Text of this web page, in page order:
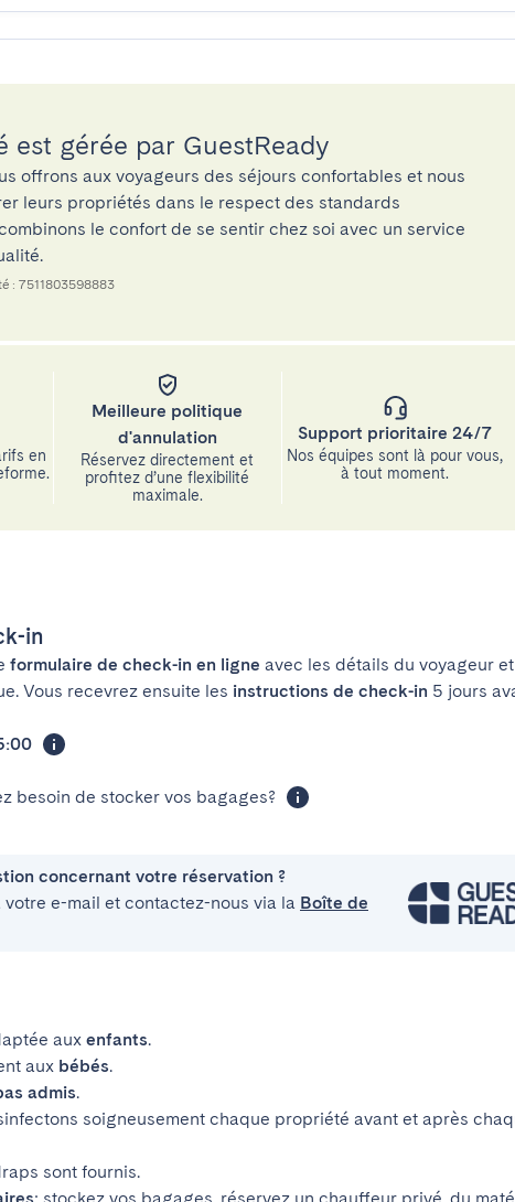
est gérée par GuestReady
offrons aux voyageurs des séjours confortables et nous
leurs propriétés dans le respect des standards
le confort de se sentir chez soi avec un service
: 7511803598883
en
Meilleure politique
d'annulation
Réservez directement et
profitez d’une flexibilité
maximale.
Support prioritaire 24/7
Nos équipes sont là pour vous,
à tout moment.
in
formulaire de check-in en ligne avec les détails du voyageur et
Vous recevrez ensuite les instructions de check-in 5 jours
besoin de stocker vos bagages?
concernant votre réservation ?
e-mail et contactez-nous via la Boîte de
aux enfants.
aux bébés.
admis.
soigneusement chaque propriété avant et après
sont fournis.